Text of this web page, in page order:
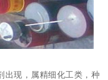
出现，属精细化工类，种